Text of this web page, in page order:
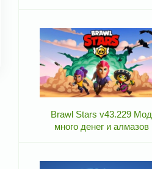
Brawl Stars v43.229 Мод
много денег и алмазов